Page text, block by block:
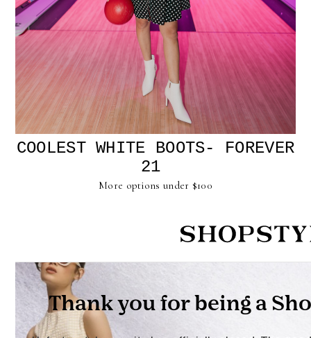
COOLEST WHITE BOOTS- FOREVER
21
More options under $100